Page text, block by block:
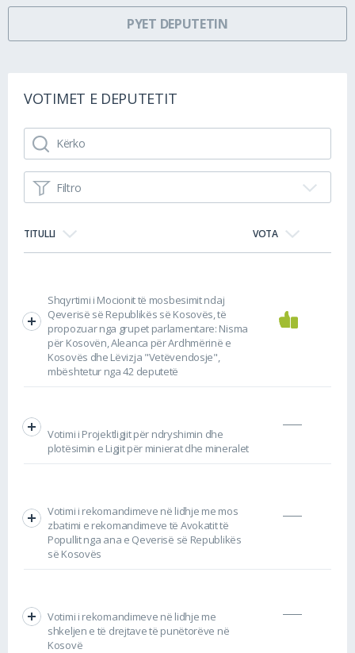
PYET DEPUTETIN
VOTIMET E DEPUTETIT
Filtro
TITULLI VOTA
Shqyrtimi i Mocionit të mosbesimit ndaj
Qeverisë së Republikës së Kosovës, të
propozuar nga grupet parlamentare: Nisma
për Kosovën, Aleanca për Ardhmërinë e
Kosovës dhe Lëvizja "Vetëvendosje",
mbështetur nga 42 deputetë
Votimi i Projektligjit për ndryshimin dhe
plotësimin e Ligjit për minierat dhe mineralet
Votimi i rekomandimeve në lidhje me mos
zbatimi e rekomandimeve të Avokatit të
Popullit nga ana e Qeverisë së Republikës
së Kosovës
Votimi i rekomandimeve në lidhje me
shkeljen e të drejtave të punëtorëve në
Kosovë